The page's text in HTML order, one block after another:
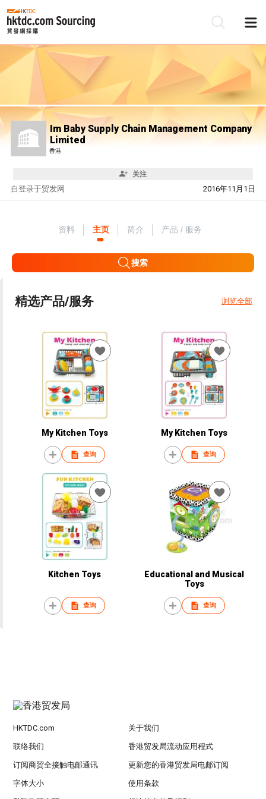
Im Baby Supply Chain Management Company
Limited
香港
关注
自 2016年11月1日
登录于贸发网
资料 主页 简介 产品 / 服务
搜索
精选产品/服务 浏览全部
My Kitchen Toys
查询
My Kitchen Toys
查询
Kitchen Toys
查询
Educational and Musical
Toys
查询
HKTDC.com 关于我们
联络我们 香港贸发局流动应用程式
订阅商贸全接触电邮通讯 更新您的香港贸发局电邮订阅
字体大小 使用条款